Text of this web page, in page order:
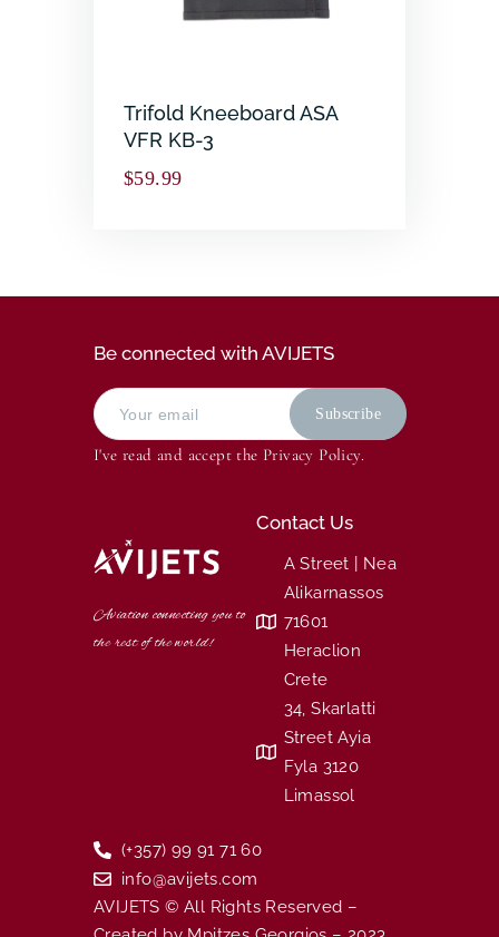
Trifold Kneeboard ASA
VFR KB-3
$59.99
Be connected with AVIJETS
I've read and accept the Privacy Policy.
Aviation connecting you to
the rest of the world!
Contact Us
A Street | Nea
Alikarnassos
71601
Heraclion
Crete
34, Skarlatti
Street Ayia
Fyla 3120
Limassol
(+357) 99 91 71 60
info@avijets.com
AVIJETS © All Rights Reserved –